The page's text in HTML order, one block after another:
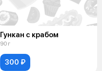
Гункан с крабом
90 г
300 ₽